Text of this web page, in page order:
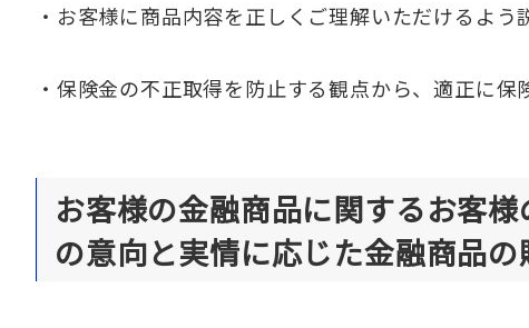
・お客様に商品内容を正しくご理解いただけるよ
・保険金の不正取得を防止する観点から、適正に
お客様の金融商品に関するお客
の意向と実情に応じた金融商品